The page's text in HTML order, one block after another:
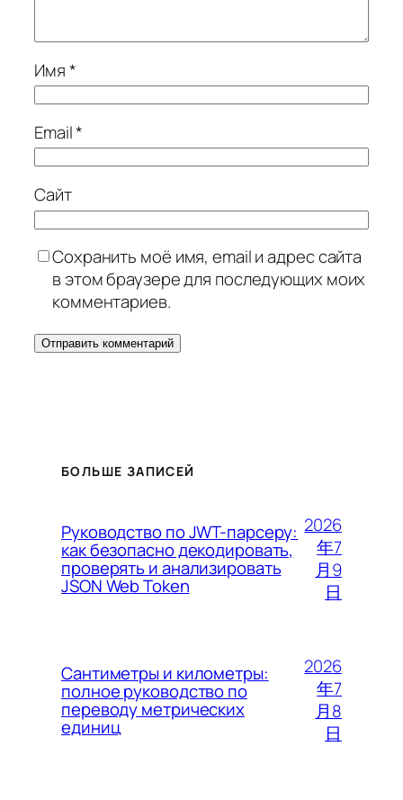
Имя*
Email*
Сайт
Сохранить моё имя, email и адрес сайта
в этом браузере для последующих моих
комментариев.
БОЛЬШЕ ЗАПИСЕЙ
Руководство по JWT-парсеру:
как безопасно декодировать,
проверять и анализировать
JSON Web Token
2026
年7
月9
日
Сантиметры и километры:
полное руководство по
переводу метрических
единиц
2026
年7
月8
日